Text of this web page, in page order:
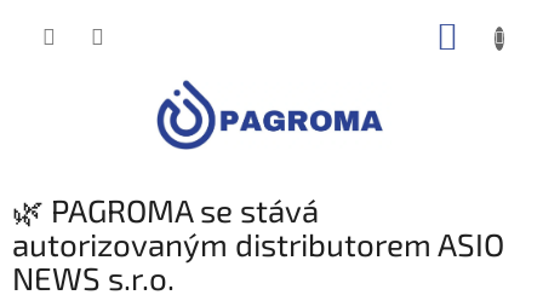
🌿 PAGROMA se stává
autorizovaným distributorem ASIO
NEWS s.r.o.